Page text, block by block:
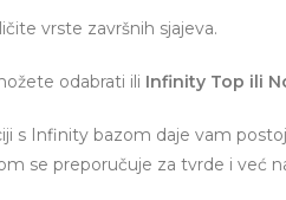
vrste završnih sjajeva.
odabrati ili Infinity Top ili
s Infinity bazom daje vam
se preporučuje za tvrde i već